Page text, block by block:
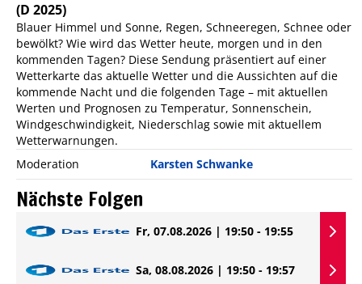
(D 2025)
Blauer Himmel und Sonne, Regen, Schneeregen, Schnee oder
bewölkt? Wie wird das Wetter heute, morgen und in den
kommenden Tagen? Diese Sendung präsentiert auf einer
Wetterkarte das aktuelle Wetter und die Aussichten auf die
kommende Nacht und die folgenden Tage – mit aktuellen
Werten und Prognosen zu Temperatur, Sonnenschein,
Windgeschwindigkeit, Niederschlag sowie mit aktuellem
Wetterwarnungen.
Moderation
Karsten Schwanke
Nächste Folgen
Fr, 07.08.2026 | 19:50 - 19:55
Sa, 08.08.2026 | 19:50 - 19:57